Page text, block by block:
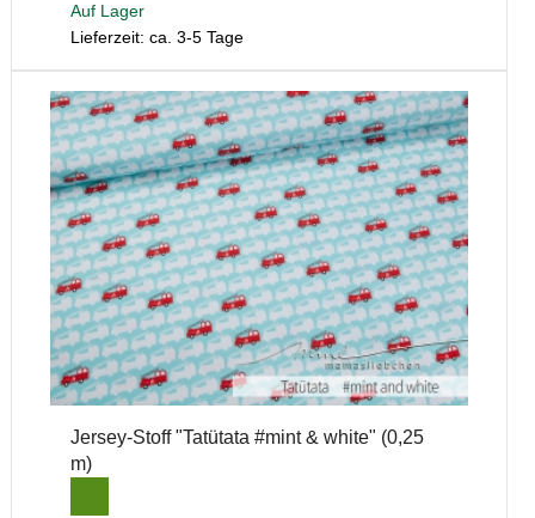
Auf Lager
Lieferzeit: ca. 3-5 Tage
Jersey-Stoff "Tatütata #mint & white" (0,25
m)